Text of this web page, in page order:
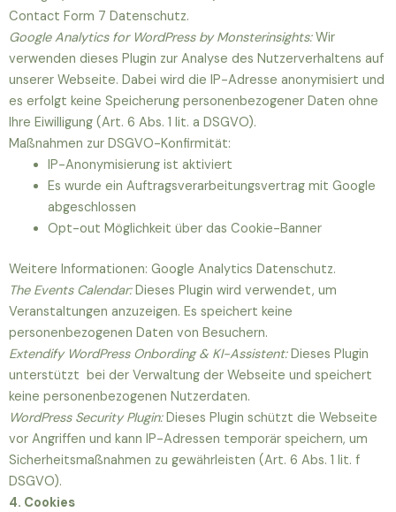
Contact Form 7 Datenschutz.
Google Analytics for WordPress by Monsterinsights:Wir
verwenden dieses Plugin zur Analyse des Nutzerverhaltens auf
unserer Webseite. Dabei wird die IP-Adresse anonymisiert und
es erfolgt keine Speicherung personenbezogener Daten ohne
Ihre Eiwilligung (Art. 6 Abs. 1 lit. a DSGVO).
Maßnahmen zur DSGVO-Konfirmität:
IP-Anonymisierung ist aktiviert
Es wurde ein Auftragsverarbeitungsvertrag mit Google
abgeschlossen
Opt-out Möglichkeit über das Cookie-Banner
Weitere Informationen: Google Analytics Datenschutz.
The Events Calendar:Dieses Plugin wird verwendet, um
Veranstaltungen anzuzeigen. Es speichert keine
personenbezogenen Daten von Besuchern.
Extendify WordPress Onbording & KI-Assistent:Dieses Plugin
unterstützt bei der Verwaltung der Webseite und speichert
keine personenbezogenen Nutzerdaten.
WordPress Security Plugin:Dieses Plugin schützt die Webseite
vor Angriffen und kann IP-Adressen temporär speichern, um
Sicherheitsmaßnahmen zu gewährleisten (Art. 6 Abs. 1 lit. f
DSGVO).
4. Cookies